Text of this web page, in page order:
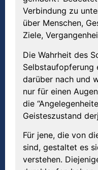
Verbindung zu
über Menschen,
Ziele,
Die Wahrheit des
Selbstaufopferung
darüber nach und
nur für einen
die
Geisteszustand
Für jene, die von
sind, gestaltet es
verstehen.